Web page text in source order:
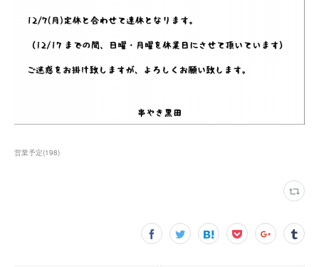
営業予定(198)